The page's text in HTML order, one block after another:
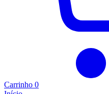
Carrinho 0